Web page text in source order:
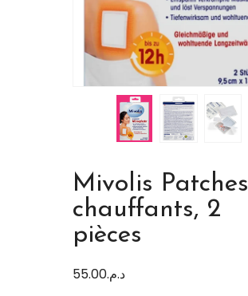
Mivolis Patches
chauffants, 2
pièces
د.م.55.00